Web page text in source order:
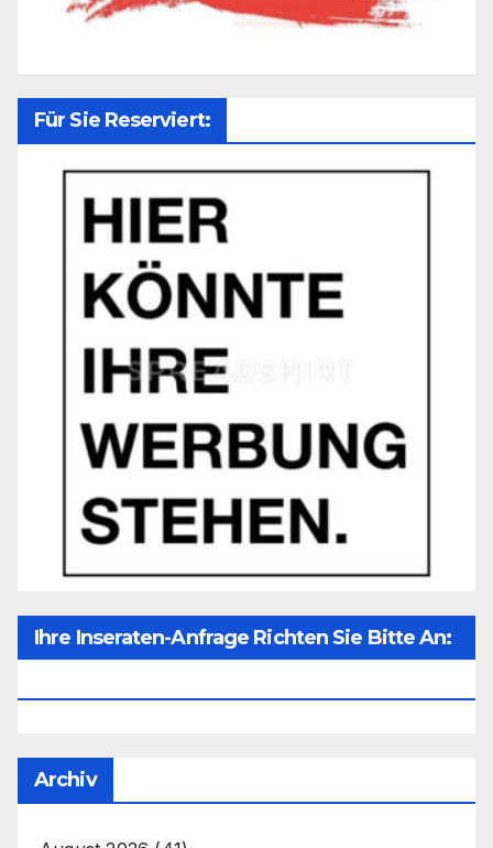
Für Sie Reserviert:
Ihre Inseraten-Anfrage Richten Sie Bitte An:
Archiv